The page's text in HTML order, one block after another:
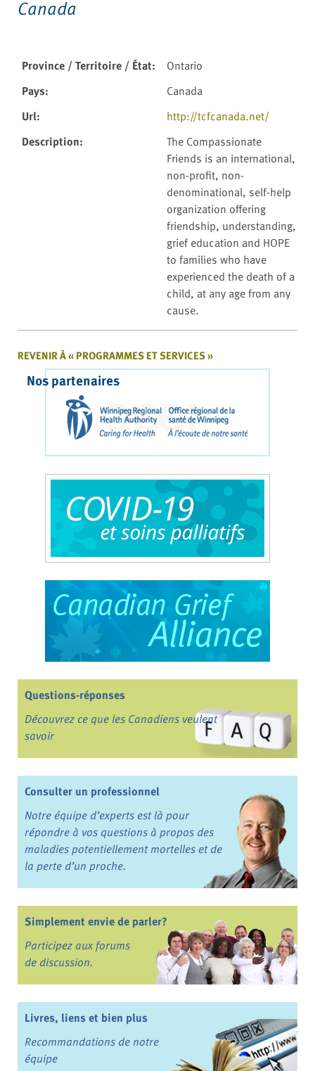
Canada
Province / Territoire / État:
Ontario
Pays:
Canada
Url:
http://tcfcanada.net/
Description:
The Compassionate
Friends is an international,
non-profit, non-
denominational, self-help
organization offering
friendship, understanding,
grief education and HOPE
to families who have
experienced the death of a
child, at any age from any
cause.
REVENIR À « PROGRAMMES ET SERVICES »
Nos partenaires
Questions-réponses
Découvrez ce que les Canadiens veulent
savoir
Consulter un professionnel
Notre équipe d’experts est là pour
répondre à vos questions à propos des
maladies potentiellement mortelles et de
la perte d’un proche.
Simplement envie de parler?
Participez aux forums
de discussion.
Livres, liens et bien plus
Recommandations de notre
équipe